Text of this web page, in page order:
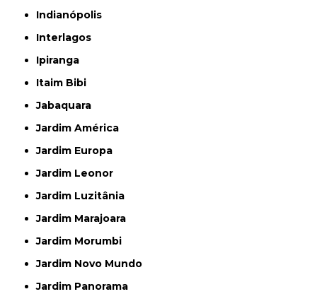
Indianópolis
Interlagos
Ipiranga
Itaim Bibi
Jabaquara
Jardim América
Jardim Europa
Jardim Leonor
Jardim Luzitânia
Jardim Marajoara
Jardim Morumbi
Jardim Novo Mundo
Jardim Panorama